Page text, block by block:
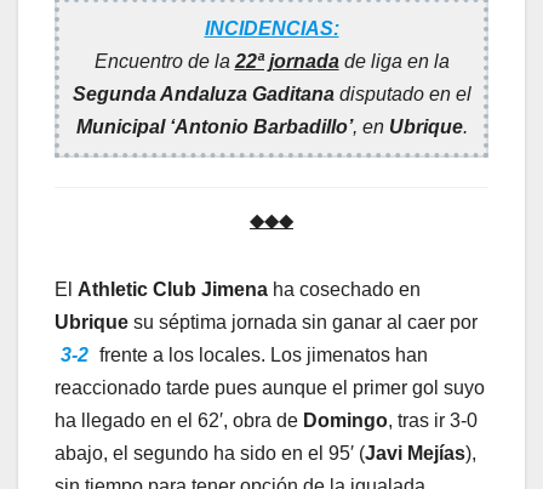
INCIDENCIAS:
Encuentro de la22ª jornadade liga en la
Segunda Andaluza Gaditanadisputado en el
Municipal ‘Antonio Barbadillo’, en Ubrique.
◆◆◆
El Athletic Club Jimena ha cosechado en
Ubrique su séptima jornada sin ganar al caer por
3-2 frente a los locales. Los jimenatos han
reaccionado tarde pues aunque el primer gol suyo
ha llegado en el 62′, obra de Domingo, tras ir 3-0
abajo, el segundo ha sido en el 95′ (Javi Mejías),